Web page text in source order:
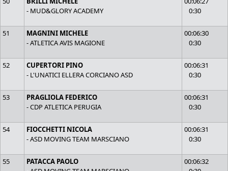
- MUD&GLORY ACADEMY
0:30
51
MAGNINI MICHELE
- ATLETICA AVIS MAGIONE
00:06:30
0:30
52
CUPERTORI PINO
- L'UNATICI ELLERA CORCIANO ASD
00:06:31
0:30
53
PRAGLIOLA FEDERICO
- CDP ATLETICA PERUGIA
00:06:31
0:30
54
FIOCCHETTI NICOLA
- ASD MOVING TEAM MARSCIANO
00:06:31
0:30
55
PATACCA PAOLO
00:06:32